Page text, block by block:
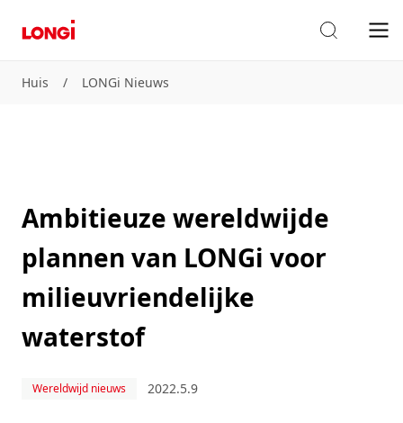
Huis / LONGi Nieuws
Ambitieuze wereldwijde
plannen van LONGi voor
milieuvriendelijke
waterstof
Wereldwijd nieuws 2022.5.9